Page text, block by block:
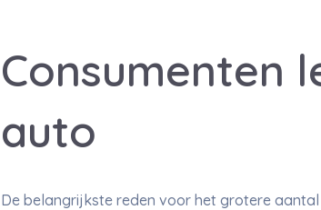
Consumenten
auto
De belangrijkste reden voor het grotere